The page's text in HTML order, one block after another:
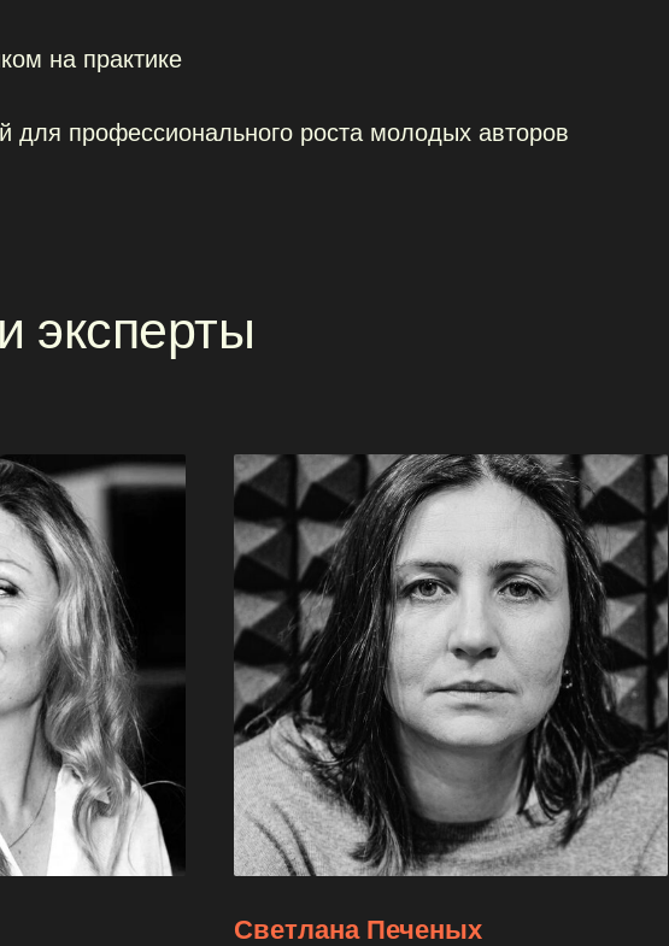
на практике
для профессионального роста молодых авторов
Светлана Печеных